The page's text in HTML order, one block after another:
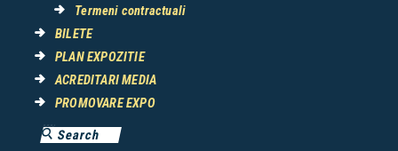
Termeni contractuali
BILETE
PLAN EXPOZITIE
ACREDITARI MEDIA
PROMOVARE EXPO